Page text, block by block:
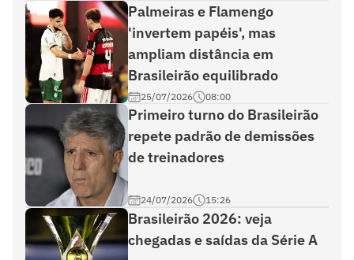
Palmeiras e Flamengo
'invertem papéis', mas
ampliam distância em
Brasileirão equilibrado
25/07/2026 08:00
Primeiro turno do Brasileirão
repete padrão de demissões
de treinadores
24/07/2026 15:26
Brasileirão 2026: veja
chegadas e saídas da Série A